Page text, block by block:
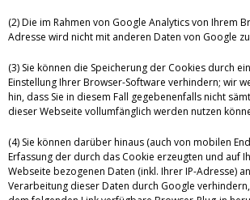
(2) Die im Rahmen von Google Analytics von Ihrem
Adresse wird nicht mit anderen Daten von Google
(3) Sie können die Speicherung der Cookies durch
Einstellung Ihrer Browser-Software verhindern; wir
hin, dass Sie in diesem Fall gegebenenfalls nicht
dieser Webseite vollumfänglich werden nutzen
(4) Sie können darüber hinaus (auch von mobilen
Erfassung der durch das Cookie erzeugten und auf
Webseite bezogenen Daten (inkl. Ihrer IP-Adresse)
Verarbeitung dieser Daten durch Google